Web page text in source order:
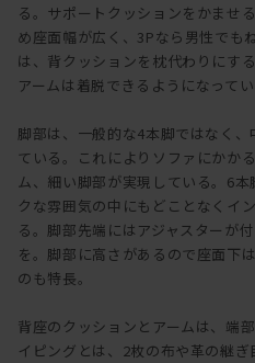
る。サポートクッションをかませ
め座面幅が広く、3Pなら男性でも
は、背クッションを枕代わりにす
アームは着脱できるようになってい
脚部は、一般的な4本脚ではなく
ている。これによりソファにかか
ム、細い脚部が実現している。6
クな雰囲気の中にもどことなくイ
る。脚部先端にはアジャスターが
を。脚部に高さがあるので座面下
のも特長。
背座のクッションとアームは、端
イピングとは、2枚の布や革の継